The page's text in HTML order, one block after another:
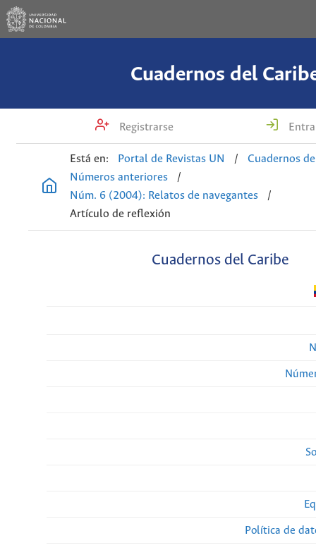
Cuadernos del
Registrarse
Está en: Portal de Revistas UN /
Cuadernos
Números anteriores
/
Núm. 6 (2004): Relatos de navegantes
/
Artículo de reflexión
Cuadernos del Caribe
Política de